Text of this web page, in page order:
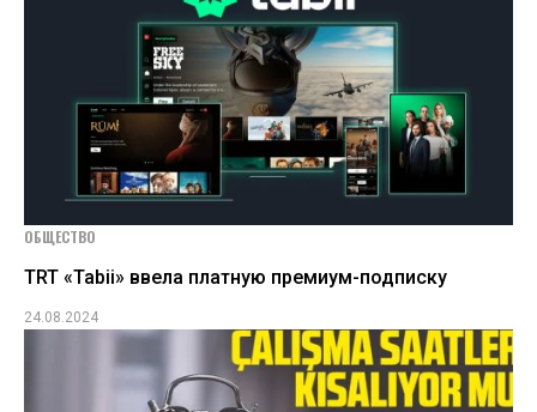
ОБЩЕСТВО
TRT «Tabii» ввела платную премиум-подписку
24.08.2024